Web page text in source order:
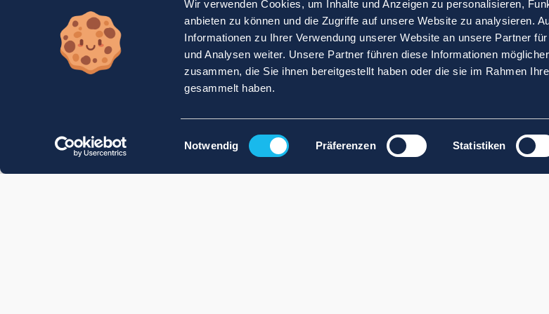
Wir verwenden Cookies, um Inhalte und Anzeigen zu personalisieren,
anbieten zu können und die Zugriffe auf unsere Website zu analysieren.
Informationen zu Ihrer Verwendung unserer Website an unsere Partner
und Analysen weiter. Unsere Partner führen diese Informationen
zusammen, die Sie ihnen bereitgestellt haben oder die sie im Rahmen
gesammelt haben.
Einwilligungsauswahl
Notwendig Präferenzen Statistiken